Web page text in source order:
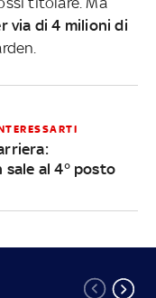
via di 4 milioni di
sale al 4° posto